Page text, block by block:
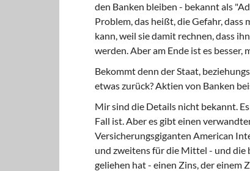
den Banken bleiben - bekannt als
Problem, das heißt, die Gefahr,
kann, weil sie damit rechnen, dass
werden. Aber am Ende ist es besser,
Bekommt denn der Staat,
etwas zurück? Aktien von Banken
Mir sind die Details nicht bekannt.
Fall ist. Aber es gibt einen
Versicherungsgiganten American
und zweitens für die Mittel - und die
geliehen hat - einen Zins, der einem